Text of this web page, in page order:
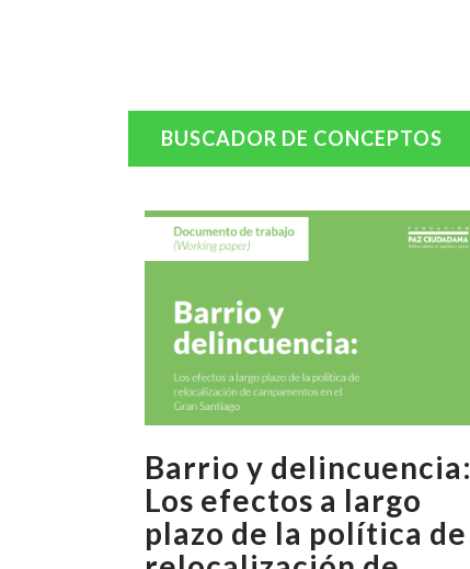
BUSCADOR DE CONCEPTOS
Barrio y delincuencia:
Los efectos a largo
plazo de la política de